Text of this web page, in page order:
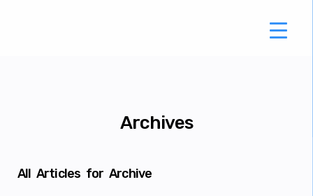
Archives
All Articles for Archive